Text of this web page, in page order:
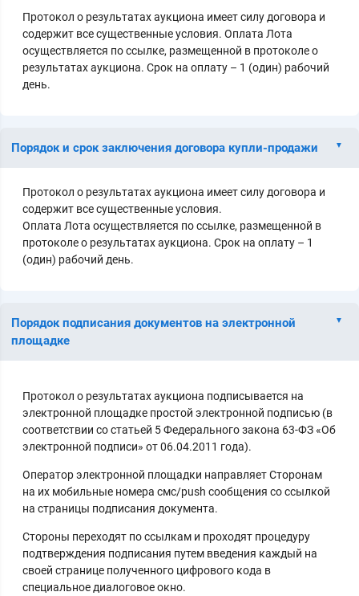
Протокол о результатах аукциона имеет силу договора и
содержит все существенные условия. Оплата Лота
осуществляется по ссылке, размещенной в протоколе о
результатах аукциона. Срок на оплату – 1 (один) рабочий
день.
Порядок и срок заключения договора купли-продажи
Протокол о результатах аукциона имеет силу договора и
содержит все существенные условия.
Оплата Лота осуществляется по ссылке, размещенной в
протоколе о результатах аукциона. Срок на оплату – 1
(один) рабочий день.
Порядок подписания документов на электронной
площадке
Протокол о результатах аукциона подписывается на
электронной площадке простой электронной подписью (в
соответствии со статьей 5 Федерального закона 63-ФЗ «Об
электронной подписи» от 06.04.2011 года).
Оператор электронной площадки направляет Сторонам
на их мобильные номера смс/push сообщения со ссылкой
на страницы подписания документа.
Стороны переходят по ссылкам и проходят процедуру
подтверждения подписания путем введения каждый на
своей странице полученного цифрового кода в
специальное диалоговое окно.